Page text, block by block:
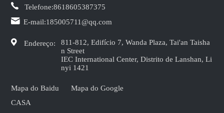
Telefone:8618605387375
E-mail:185005711@qq.com
Endereço:
811-812, Edifício 7, Wanda Plaza, Tai'an Taisha
n Street
IEC International Center, Distrito de Lanshan, Li
nyi 1421
Mapa do Baidu
Mapa do Google
CASA